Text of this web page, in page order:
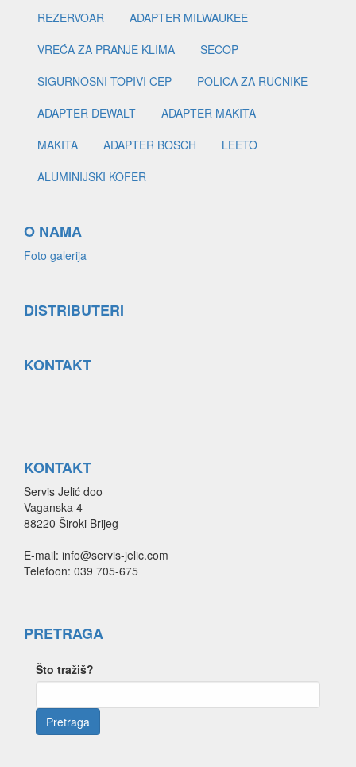
REZERVOAR
ADAPTER MILWAUKEE
VREĆA ZA PRANJE KLIMA
SECOP
SIGURNOSNI TOPIVI ČEP
POLICA ZA RUČNIKE
ADAPTER DEWALT
ADAPTER MAKITA
MAKITA
ADAPTER BOSCH
LEETO
ALUMINIJSKI KOFER
O NAMA
Foto galerija
DISTRIBUTERI
KONTAKT
KONTAKT
Servis Jelić doo
Vaganska 4
88220 Široki Brijeg
E-mail: info@servis-jelic.com
Telefoon: 039 705-675
PRETRAGA
Što tražiš?